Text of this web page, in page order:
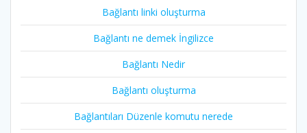
Bağlantı linki oluşturma
Bağlantı ne demek İngilizce
Bağlantı Nedir
Bağlantı oluşturma
Bağlantıları Düzenle komutu nerede